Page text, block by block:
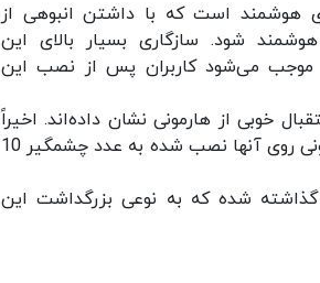
هوشمند است که با داشتن انبوهی از
شود. سازگاری بسیار بالای این
موجب می‌شود کاربران پس از نصب این
خوبی از هارمونی نشان داده‌اند. اخیراً
اعلام شده است که در مدت یک هفته تعداد دستگاه‌هایی که سیستم‌عامل هارمونی روی آنها نصب شده به عدد چشمگیر 10
شده که به نوعی بزرگداشت این